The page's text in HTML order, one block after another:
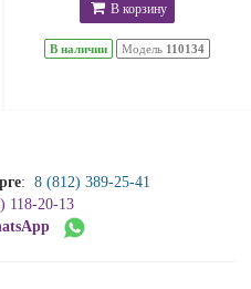
В корзину
В наличии Модель 110134
: 8 (812) 389-25-41
118-20-13